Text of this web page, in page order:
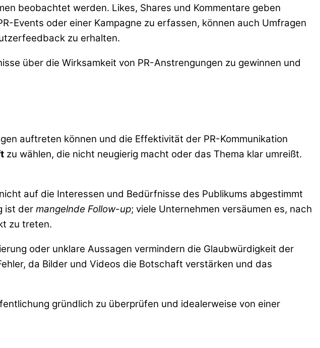
beobachtet werden. Likes, Shares und Kommentare geben
Events oder einer Kampagne zu erfassen, können auch Umfragen
zu erhalten.
über die Wirksamkeit von PR-Anstrengungen zu gewinnen und
auftreten können und die Effektivität der PR-Kommunikation
zu wählen, die nicht neugierig macht oder das Thema klar umreißt.
auf die Interessen und Bedürfnisse des Publikums abgestimmt
ist der mangelnde Follow-up; viele Unternehmen versäumen es, nach
zu treten.
oder unklare Aussagen vermindern die Glaubwürdigkeit der
da Bilder und Videos die Botschaft verstärken und das
gründlich zu überprüfen und idealerweise von einer